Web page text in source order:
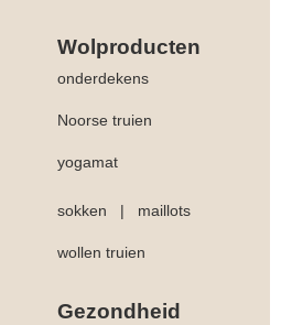
Wolproducten
onderdekens
Noorse truien
yogamat
sokken | maillots
wollen truien
Gezondheid